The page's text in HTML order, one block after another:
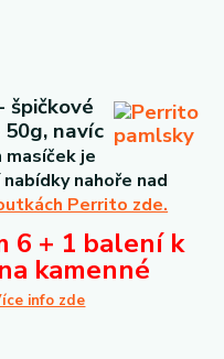
navíc
masíček je
nahoře nad
Perrito zde.
6 + 1 balení k
kamenné
info zde